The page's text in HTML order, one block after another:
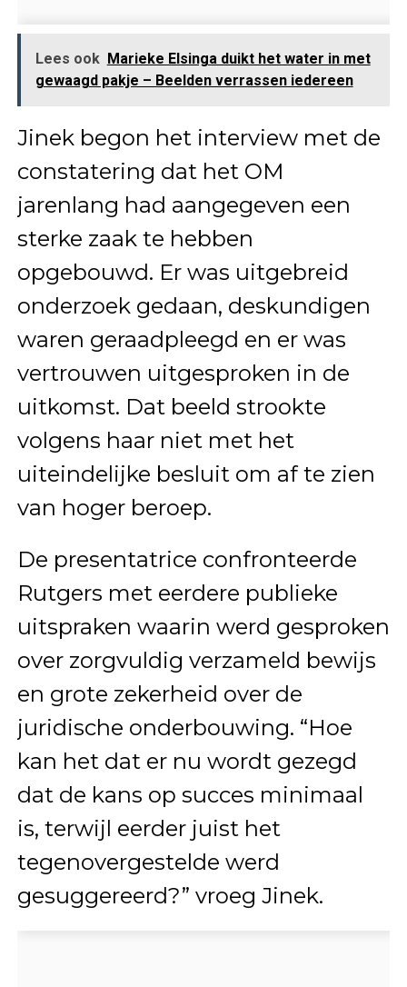
Lees ook Marieke Elsinga duikt het water in met
gewaagd pakje – Beelden verrassen iedereen
Jinek begon het interview met de
constatering dat het OM
jarenlang had aangegeven een
sterke zaak te hebben
opgebouwd. Er was uitgebreid
onderzoek gedaan, deskundigen
waren geraadpleegd en er was
vertrouwen uitgesproken in de
uitkomst. Dat beeld strookte
volgens haar niet met het
uiteindelijke besluit om af te zien
van hoger beroep.
De presentatrice confronteerde
Rutgers met eerdere publieke
uitspraken waarin werd gesproken
over zorgvuldig verzameld bewijs
en grote zekerheid over de
juridische onderbouwing. “Hoe
kan het dat er nu wordt gezegd
dat de kans op succes minimaal
is, terwijl eerder juist het
tegenovergestelde werd
gesuggereerd?” vroeg Jinek.